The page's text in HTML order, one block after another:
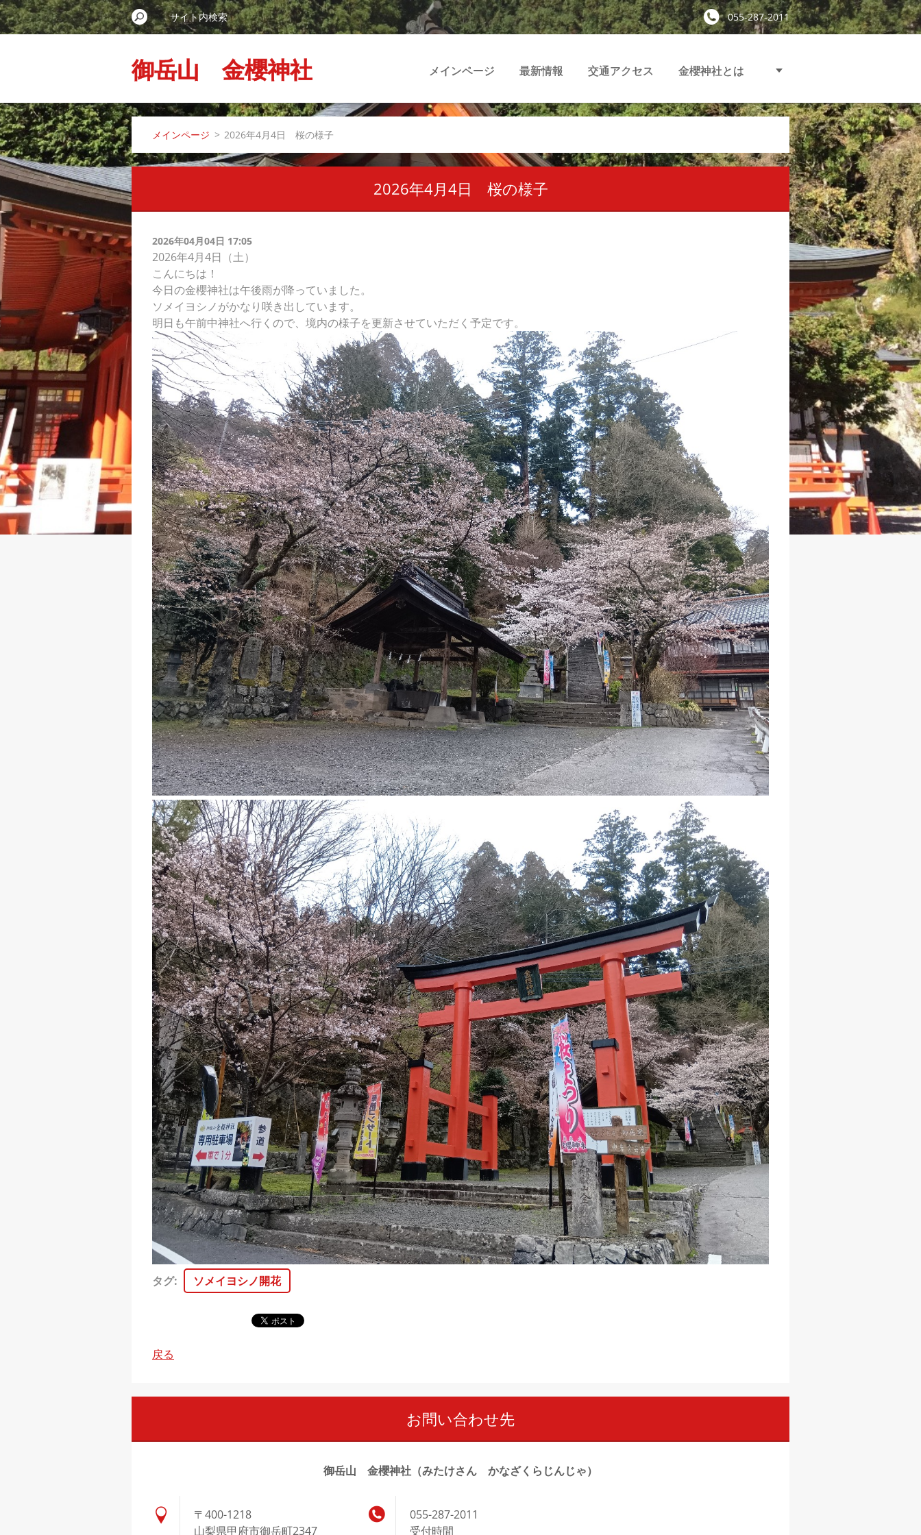
055-287-2011
御岳山 金櫻神社 メインページ 最新情報 交通アクセス 金櫻神社とは
メインページ > 2026年4月4日 桜の様子
2026年4月4日 桜の様子
2026年04月04日 17:05
2026年4月4日（土）
こんにちは！
今日の金櫻神社は午後雨が降っていました。
ソメイヨシノがかなり咲き出しています。
明日も午前中神社へ行くので、境内の様子を更新させていただく予定です。
タグ: ソメイヨシノ開花
戻る
お問い合わせ先
御岳山 金櫻神社（みたけさん かなざくらじんじゃ）
〒400-1218
山梨県甲府市御岳町2347
055-287-2011
受付時間